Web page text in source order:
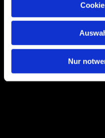
Nur
um diese
Accept